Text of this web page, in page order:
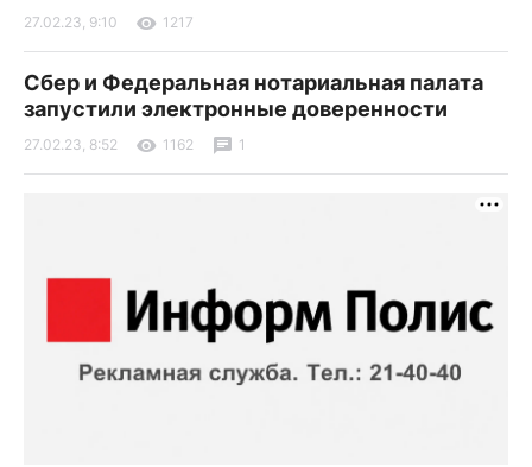
27.02.23, 9:10 1217
Сбер и Федеральная нотариальная палата
запустили электронные доверенности
27.02.23, 8:52 1162 1